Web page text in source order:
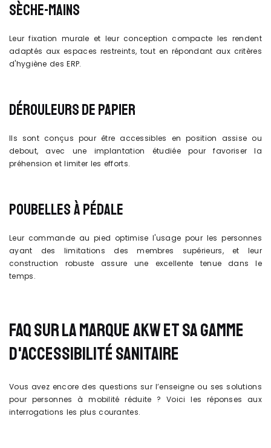
SÈCHE-MAINS
Leur fixation murale et leur conception compacte les rendent
adaptés aux espaces restreints, tout en répondant aux critères
d'hygiène des ERP.
DÉROULEURS DE PAPIER
Ils sont conçus pour être accessibles en position assise ou
debout, avec une implantation étudiée pour favoriser la
préhension et limiter les efforts.
POUBELLES À PÉDALE
Leur commande au pied optimise l'usage pour les personnes
ayant des limitations des membres supérieurs, et leur
construction robuste assure une excellente tenue dans le
temps.
FAQ SUR LA MARQUE AKW ET SA GAMME
D'ACCESSIBILITÉ SANITAIRE
Vous avez encore des questions sur l’enseigne ou ses solutions
pour personnes à mobilité réduite ? Voici les réponses aux
interrogations les plus courantes.